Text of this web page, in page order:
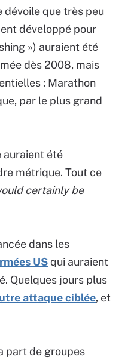
dévoile que très peu
développé pour
») auraient été
dès 2008, mais
: Marathon
par le plus grand
auraient été
métrique. Tout ce
certainly be
dans les
USqui auraient
Quelques jours plus
attaque ciblée, et
part de groupes